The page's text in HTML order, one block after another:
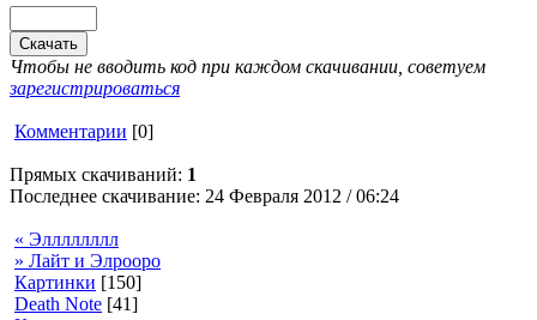
Чтобы не вводить код при каждом скачивании, советуем
зарегистрироваться
Комментарии [0]
Прямых скачиваний: 1
Последнее скачивание: 24 Февраля 2012 / 06:24
« Элллллллл
» Лайт и Элрооро
Картинки [150]
Death Note [41]